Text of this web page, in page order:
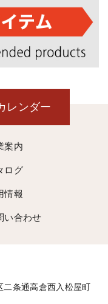
レンダー
案内
ログ
情報
い合わせ
条通高倉西入松屋町